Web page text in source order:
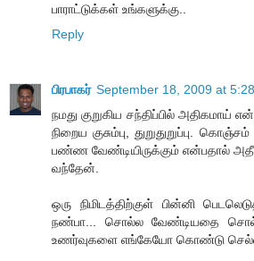
பாராட்டுக்கள் உங்களுக்கு..
Reply
பிரபாகர் September 18, 2009 at
நமது குறுகிய சந்திப்பில் அதிகமாய்
நிறைய குசும்பு, துறுதுறுப்பு.
பண்ண வேண்டியிருக்கும் என்பதால்
வந்தேன்.
ஒரு நிமிடத்திற்குள் பின்னி
நண்பா... சொல்ல வேண்டியதை
உணர்வுகளை எங்கேயோ கொண்டு